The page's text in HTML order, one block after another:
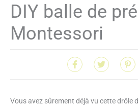
DIY balle de
Montessori
Vous avez sûrement déjà vu cette drôle